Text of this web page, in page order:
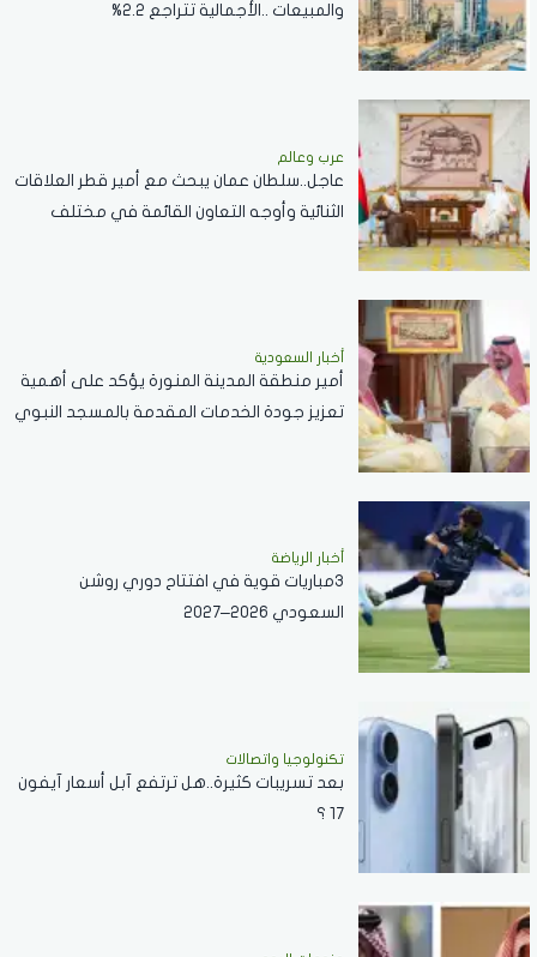
والمبيعات ..الأجمالية تتراجع 2.2%
عرب وعالم
عاجل..سلطان عمان يبحث مع أمير قطر العلاقات
الثنائية وأوجه التعاون القائمة في مختلف
أخبار السعودية
أمير منطقة المدينة المنورة يؤكد على أهمية
تعزيز جودة الخدمات المقدمة بالمسجد النبوي
أخبار الرياضة
3مباريات قوية في افتتاح دوري روشن
السعودي 2026–2027
تكنولوجيا واتصالات
بعد تسريبات كثيرة..هل ترتفع آبل أسعار آيفون
17 ؟